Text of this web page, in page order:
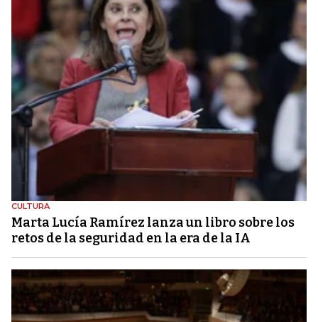
CULTURA
Marta Lucía Ramírez lanza un libro sobre los
retos de la seguridad en la era de la IA